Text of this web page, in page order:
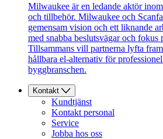
Milwaukee är en ledande aktör
och tillbehör. Milwaukee och
gemensam vision och ett liknande
med snabba beslutsvägar och fokus
Tillsammans vill partnerna lyfta
hållbara el-alternativ för
byggbranschen.
Kontakt
Kundtjänst
Kontakt personal
Service
Jobba hos oss